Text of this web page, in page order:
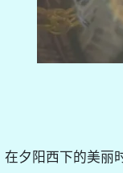
在夕阳西下的美丽